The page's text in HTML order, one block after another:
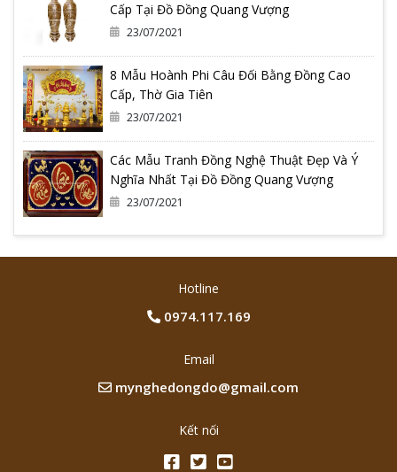
Cấp Tại Đồ Đồng Quang Vượng
23/07/2021
8 Mẫu Hoành Phi Câu Đối Bằng Đồng Cao
Cấp, Thờ Gia Tiên
23/07/2021
Các Mẫu Tranh Đồng Nghệ Thuật Đẹp Và Ý
Nghĩa Nhất Tại Đồ Đồng Quang Vượng
23/07/2021
Hotline
0974.117.169
Email
mynghedongdo@gmail.com
Kết nối